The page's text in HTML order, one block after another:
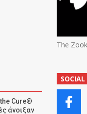
Cure®
άνοιξαν
The Zook
SOCIAL